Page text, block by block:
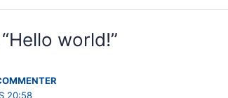
world!”
20:58